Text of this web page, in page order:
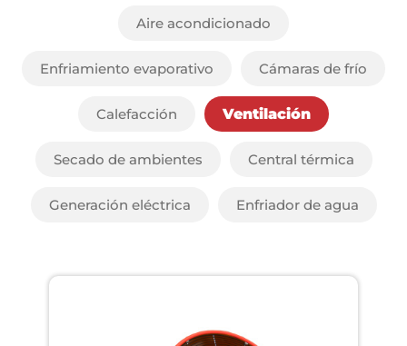
Aire acondicionado
Enfriamiento evaporativo Cámaras de frío
Calefacción Ventilación
Secado de ambientes Central térmica
Generación eléctrica Enfriador de agua